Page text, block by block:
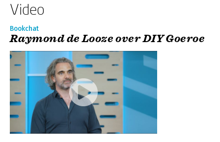
Video
Bookchat
Raymond de Looze over DIY Goeroe